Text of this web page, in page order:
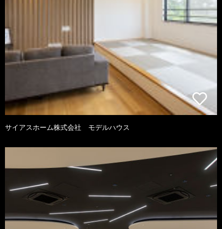
サイアスホーム株式会社 モデルハウス